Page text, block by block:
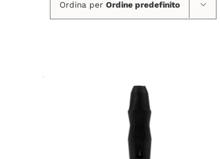
Ordina per Ordine predefinito